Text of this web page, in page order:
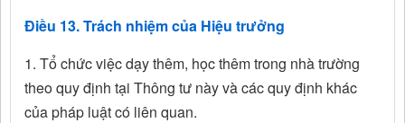
Điều 13. Trách nhiệm của Hiệu trưởng
1. Tổ chức việc dạy thêm, học thêm trong nhà trường
theo quy định tại Thông tư này và các quy định khác
của pháp luật có liên quan.